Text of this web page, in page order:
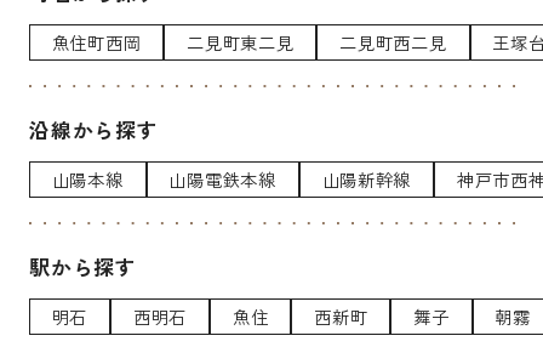
魚住町西岡 二見町東二見 二見町西二見 王塚
沿線から探す
山陽本線 山陽電鉄本線 山陽新幹線 神戸市西
駅から探す
明石 西明石 魚住 西新町 舞子 朝霧